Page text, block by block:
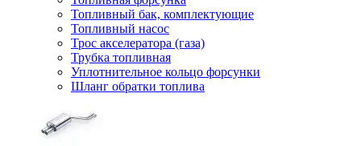
Топливный бак, комплектующие
Топливный насос
Трос акселератора (газа)
Трубка топливная
Уплотнительное кольцо форсунки
Шланг обратки топлива